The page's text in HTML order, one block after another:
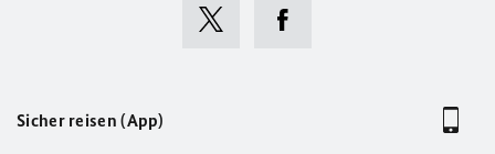
Sicher reisen (App)